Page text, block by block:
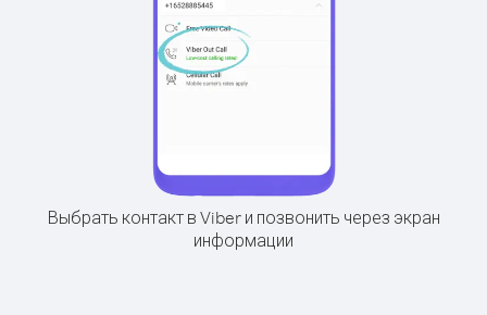
Выбрать контакт в Viber и позвонить через экран
информации